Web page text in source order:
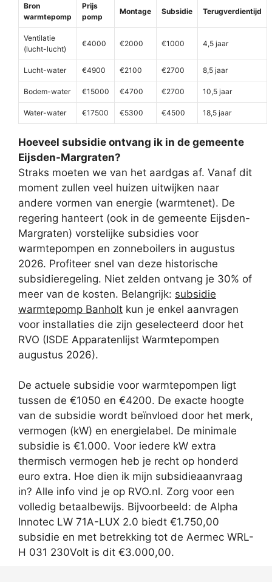
Bron
warmtepomp
Prijs
pomp
Montage Subsidie Terugverdientijd
Ventilatie
(lucht-lucht)
€4000 €2000 €1000 4,5 jaar
Lucht-water €4900 €2100 €2700 8,5 jaar
Bodem-water €15000 €4700 €2700 10,5 jaar
Water-water €17500 €5300 €4500 18,5 jaar
Hoeveel subsidie ontvang ik in de gemeente
Eijsden-Margraten?
Straks moeten we van het aardgas af. Vanaf dit
moment zullen veel huizen uitwijken naar
andere vormen van energie (warmtenet). De
regering hanteert (ook in de gemeente Eijsden-
Margraten) vorstelijke subsidies voor
warmtepompen en zonneboilers in augustus
2026. Profiteer snel van deze historische
subsidieregeling. Niet zelden ontvang je 30% of
meer van de kosten. Belangrijk: subsidie
warmtepomp Banholt kun je enkel aanvragen
voor installaties die zijn geselecteerd door het
RVO (ISDE Apparatenlijst Warmtepompen
augustus 2026).
De actuele subsidie voor warmtepompen ligt
tussen de €1050 en €4200. De exacte hoogte
van de subsidie wordt beïnvloed door het merk,
vermogen (kW) en energielabel. De minimale
subsidie is €1.000. Voor iedere kW extra
thermisch vermogen heb je recht op honderd
euro extra. Hoe dien ik mijn subsidieaanvraag
in? Alle info vind je op RVO.nl. Zorg voor een
volledig betaalbewijs. Bijvoorbeeld: de Alpha
Innotec LW 71A-LUX 2.0 biedt €1.750,00
subsidie en met betrekking tot de Aermec WRL-
H 031 230Volt is dit €3.000,00.